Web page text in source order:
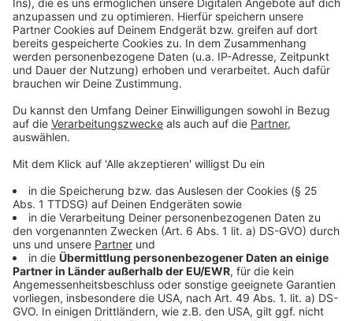
Von vielen angesprochen, aber kaum vernünftig
umgesetzt. Der Fitnesstrendliste zufolge kümmern
sich viele Arbeitnehmerinnen und Arbeitnehmer um
eine gute Gesundheitsförderung am eigenen
Arbeitsplatz. In diesem Kontext fallen die
Fachbegriffe BGM und BGF ziemlich häufig. Was
bedeuten sie?
diesem Bereich sollen Strukturen und Prozesse
näher beleuchtet werden, damit Gesundheit als
Thema in einem Unternehmen seinen Platz findet.
BGF:Betriebliche Gesundheitsförderung. Damit
werden alle gesundheitsfördernde Maßnahmen
am Arbeitsplatz zusammengefasst, zum Beispiel
gesundes Kantinenessen oder Gesundheits-
Seminare.